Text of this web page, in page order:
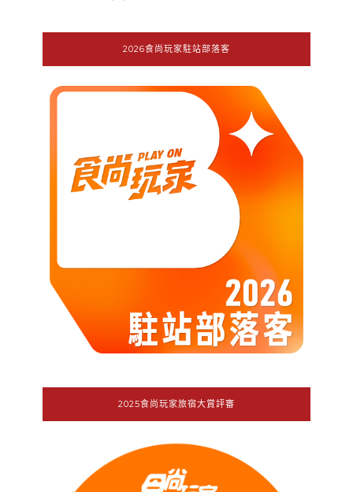
2026食尚玩家駐站部落客
2025食尚玩家旅宿大賞評審